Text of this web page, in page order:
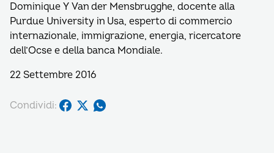
Dominique Y Van der Mensbrugghe, docente alla
Purdue University in Usa, esperto di commercio
internazionale, immigrazione, energia, ricercatore
dell’Ocse e della banca Mondiale.
22 Settembre 2016
Condividi: